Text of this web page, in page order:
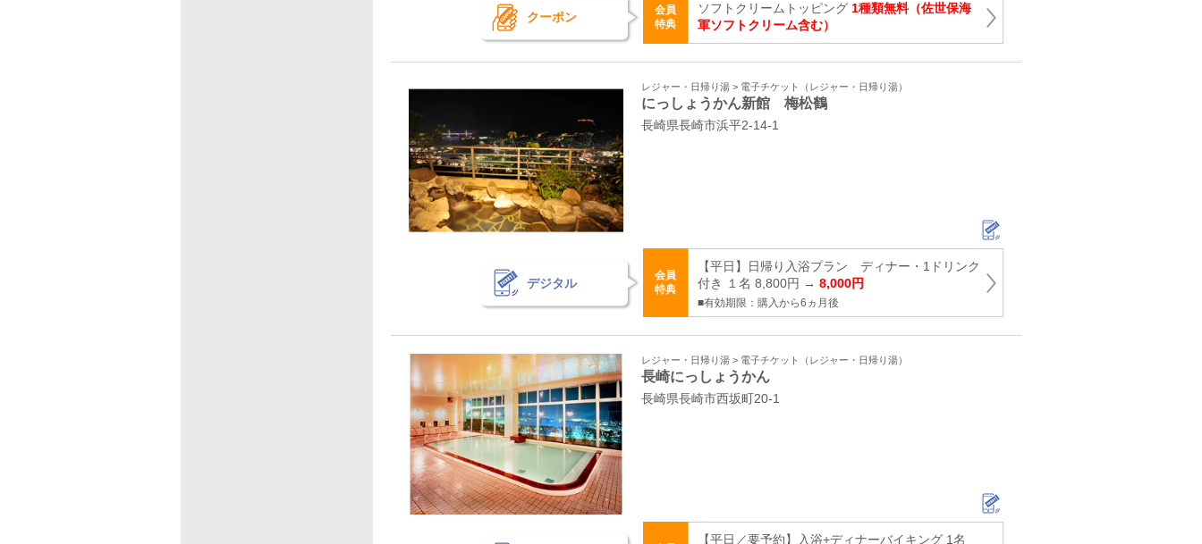
クーポン
会員
特典
ソフトクリームトッピング 1種類無料（佐世保海
軍ソフトクリーム含む）
レジャー・日帰り湯 > 電子チケット（レジャー・日帰り湯）
にっしょうかん新館 梅松鶴
長崎県長崎市浜平2-14-1
デジタル
会員
特典
【平日】日帰り入浴プラン ディナー・1ドリンク
付き １名 8,800円 → 8,000円
■有効期限：購入から6ヵ月後
レジャー・日帰り湯 > 電子チケット（レジャー・日帰り湯）
長崎にっしょうかん
長崎県長崎市西坂町20-1
【平日／要予約】入浴+ディナーバイキング 1名